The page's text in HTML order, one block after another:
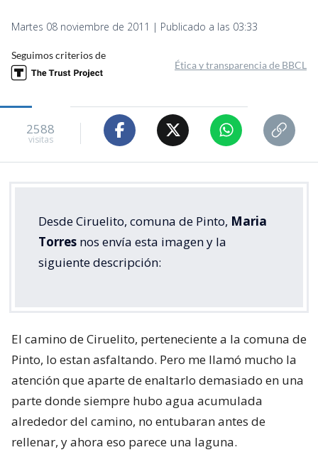
Martes 08 noviembre de 2011 | Publicado a las 03:33
Seguimos criterios de
Ética y transparencia de BBCL
2588
visitas
Desde Ciruelito, comuna de Pinto, Maria
Torres nos envía esta imagen y la
siguiente descripción:
El camino de Ciruelito, perteneciente a la comuna de
Pinto, lo estan asfaltando. Pero me llamó mucho la
atención que aparte de enaltarlo demasiado en una
parte donde siempre hubo agua acumulada
alrededor del camino, no entubaran antes de
rellenar, y ahora eso parece una laguna.